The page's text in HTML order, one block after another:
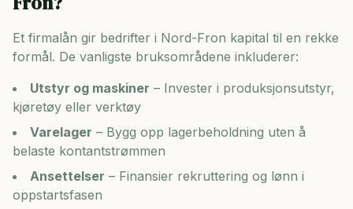
Et firmalån gir bedrifter i Nord-Fron kapital til en rekke
formål. De vanligste bruksområdene inkluderer:
Utstyr og maskiner – Invester i produksjonsutstyr,
kjøretøy eller verktøy
Varelager – Bygg opp lagerbeholdning uten å
belaste kontantstrømmen
Ansettelser – Finansier rekruttering og lønn i
oppstartsfasen